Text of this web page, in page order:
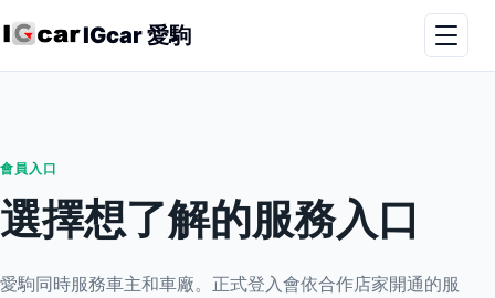
IGcar 愛駒
會員入口
選擇想了解的服務入口
愛駒同時服務車主和車廠。正式登入會依合作店家開通的服